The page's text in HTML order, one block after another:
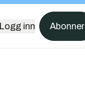
Logg inn Abonner